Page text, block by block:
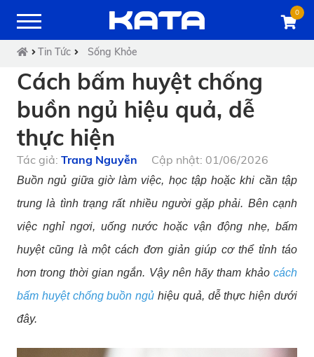
0
Tin Tức Sống Khỏe
Cách bấm huyệt chống
buồn ngủ hiệu quả, dễ
thực hiện
Tác giả: Trang Nguyễn Cập nhật: 01/06/2026
Buồn ngủ giữa giờ làm việc, học tập hoặc khi cần tập
trung là tình trạng rất nhiều người gặp phải. Bên cạnh
việc nghỉ ngơi, uống nước hoặc vận động nhẹ, bấm
huyệt cũng là một cách đơn giản giúp cơ thể tỉnh táo
hơn trong thời gian ngắn. Vậy nên hãy tham khảocách
bấm huyệt chống buồn ngủ hiệu quả, dễ thực hiện dưới
đây.